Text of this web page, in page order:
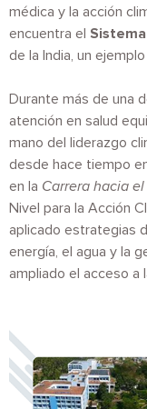
médica y la acción
encuentra el
de la India, un
Durante más de una
atención en salud
mano del liderazgo
desde hace tiempo
en la Carrera hacia
Nivel para la Acción
aplicado estrategias
energía, el agua y la
ampliado el acceso a